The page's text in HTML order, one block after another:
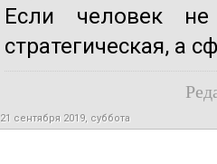
Если человек
стратегическая, а
21 сентября 2019, суббота